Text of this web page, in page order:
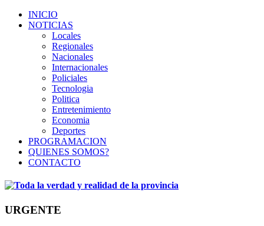
INICIO
NOTICIAS
Locales
Regionales
Nacionales
Internacionales
Policiales
Tecnologia
Politica
Entretenimiento
Economia
Deportes
PROGRAMACION
QUIENES SOMOS?
CONTACTO
URGENTE